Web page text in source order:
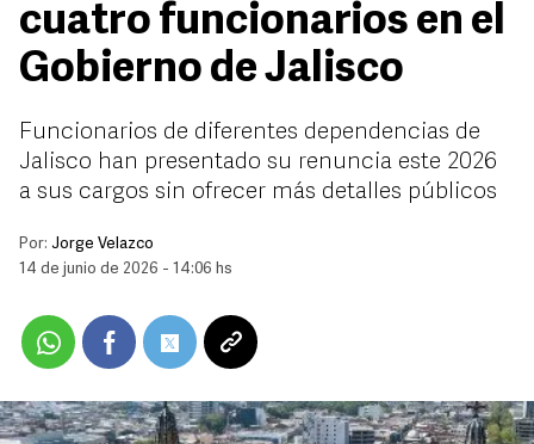
cuatro funcionarios en el
Gobierno de Jalisco
Funcionarios de diferentes dependencias de
Jalisco han presentado su renuncia este 2026
a sus cargos sin ofrecer más detalles públicos
Por: Jorge Velazco
14 de junio de 2026 - 14:06 hs